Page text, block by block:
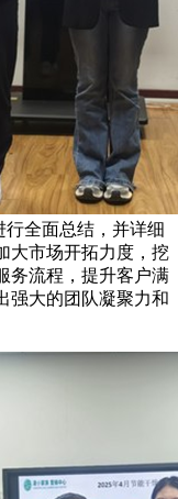
全面总结，并详细
大市场开拓力度，挖
务流程，提升客户满
强大的团队凝聚力和